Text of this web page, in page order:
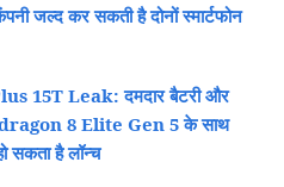
जल्द कर सकती है दोनों स्मार्टफोन
15T Leak: दमदार बैटरी और
8 Elite Gen 5 के साथ
सकता है लॉन्च